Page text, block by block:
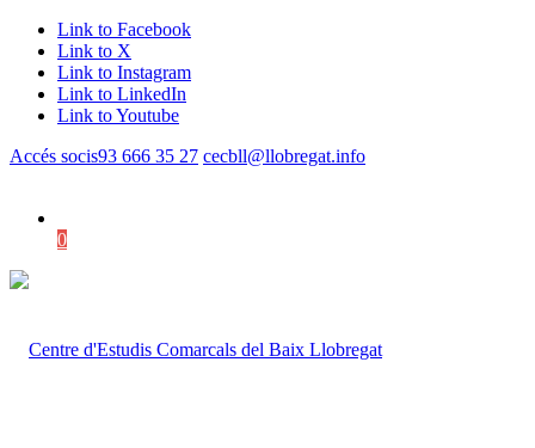
Link to Facebook
Link to X
Link to Instagram
Link to LinkedIn
Link to Youtube
Accés socis93 666 35 27 cecbll@llobregat.info
0